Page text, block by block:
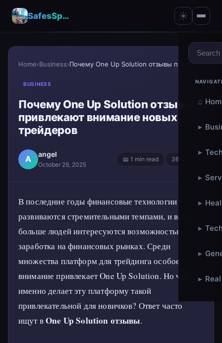
SafesSpace – A Secure Place for Growth & Support
⌂
▸
▸
▸
▸
▸
▸
▸
Home›Business› Почему One Up Solution отзывы привлекают внимание...
BUSINESS
Почему One Up Solution отзывы
привлекают внимание новых
трейдеров
A angel
October 29, 2025
📖 1 min read 36 words
В последние годы финансовые технологии
развиваются стремительными темпами, и всё
больше людей интересуются возможностью
заработка на финансовых рынках. Среди
множества платформ для трейдинга особое
внимание привлекает One Up Solution. Но что
именно делает эту платформу такой
привлекательной для новичков? Ответ часто
ищут вOne Up Solution отзывы.